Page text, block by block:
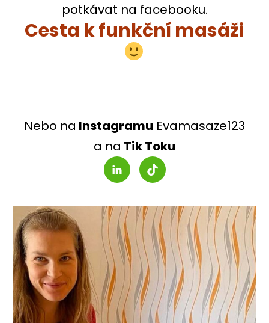
potkávat na facebooku.
Cesta k funkční masáži
Nebo na Instagramu Evamasaze123
a na Tik Toku